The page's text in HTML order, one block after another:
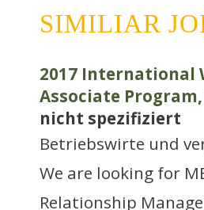
SIMILIAR
2017 International
Associate
nicht spezifiziert
Betriebswirte und
We are looking for
Relationship